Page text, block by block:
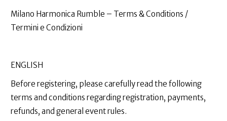
Milano Harmonica Rumble – Terms & Conditions /
Termini e Condizioni
ENGLISH
Before registering, please carefully read the following
terms and conditions regarding registration, payments,
refunds, and general event rules.